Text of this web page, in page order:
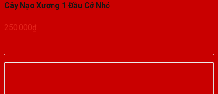
Cây Nạo Xương 1 Đầu Cỡ Nhỏ
250.000₫